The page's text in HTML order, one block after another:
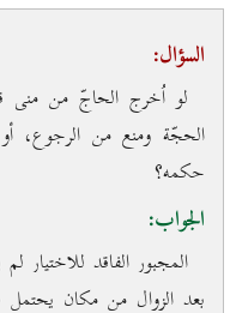
السؤال:
لو اُخرج الحاجّ من منى
الحجّة ومنع من الرجوع،
حكمه؟
الجواب:
المجبور الفاقد للاختيار
بعد الزوال من مكان